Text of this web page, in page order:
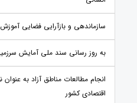
سازماندهی و بازآرایی فضایی
به روز رسانی سند ملی آمایش
انجام مطالعات مناطق آزاد به
اقتصادی کشور